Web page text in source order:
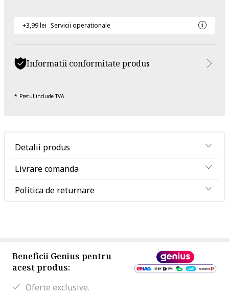
+3,99 lei Servicii operationale
Informatii conformitate produs
Pretul include TVA.
Detalii produs
Livrare comanda
Politica de returnare
Beneficii Genius pentru
acest produs:
Oferte exclusive.